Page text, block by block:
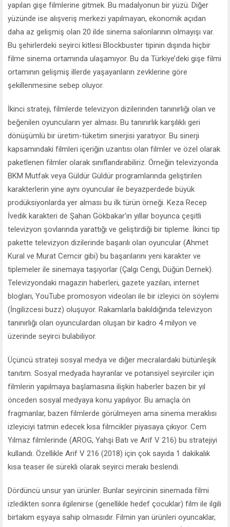
yapılan gişe filmlerine gitmek. Bu madalyonun bir yüzü. Diğer
yüzünde ise alışveriş merkezi yapılmayan, ekonomik açıdan
daha az gelişmiş olan 20 ilde sinema salonlarının olmayışı var.
Bu şehirlerdeki seyirci kitlesi Blockbuster tipinin dışında hiçbir
filme sinema ortamında ulaşamıyor. Bu da Türkiye’deki gişe filmi
ortamının gelişmiş illerde yaşayanların zevklerine göre
şekillenmesine sebep oluyor.
İkinci strateji, filmlerde televizyon dizilerinden tanınırlığı olan ve
beğenilen oyuncuların yer alması. Bu tanınırlık karşılıklı geri
dönüşümlü bir üretim-tüketim sinerjisi yaratıyor. Bu sinerji
kapsamındaki filmleri içeriğin uzantısı olan filmler ve özel olarak
paketlenen filmler olarak sınıflandırabiliriz. Örneğin televizyonda
BKM Mutfak veya Güldür Güldür programlarında geliştirilen
karakterlerin yine aynı oyuncular ile beyazperdede büyük
prodüksiyonlarda yer alması bu ilk türün örneği. Keza Recep
İvedik karakteri de Şahan Gökbakar’ın yıllar boyunca çeşitli
televizyon şovlarında yarattığı ve geliştirdiği bir tipleme. İkinci tip
pakette televizyon dizilerinde başarılı olan oyuncular (Ahmet
Kural ve Murat Cemcir gibi) bu başarılarını yeni karakter ve
tiplemeler ile sinemaya taşıyorlar (Çalgı Cengi, Düğün Dernek).
Televizyondaki magazin haberleri, gazete yazıları, internet
blogları, YouTube promosyon videoları ile bir izleyici ön söylemi
(İngilizcesi buzz) oluşuyor. Rakamlarla bakıldığında televizyon
tanınırlığı olan oyunculardan oluşan bir kadro 4 milyon ve
üzerinde seyirci bulabiliyor.
Üçüncü strateji sosyal medya ve diğer mecralardaki bütünleşik
tanıtım. Sosyal medyada hayranlar ve potansiyel seyirciler için
filmlerin yapılmaya başlamasına ilişkin haberler bazen bir yıl
önceden sosyal medyaya konu yapılıyor. Bu amaçla ön
fragmanlar, bazen filmlerde görülmeyen ama sinema meraklısı
izleyiciyi tatmin edecek kısa filmcikler piyasaya çıkıyor. Cem
Yılmaz filmlerinde (AROG, Yahşi Batı ve Arif V 216) bu stratejiyi
kullandı. Özellikle Arif V 216 (2018) için çok sayıda 1 dakikalık
kısa teaser ile sürekli olarak seyirci merakı beslendi.
Dördüncü unsur yan ürünler. Bunlar seyircinin sinemada filmi
izledikten sonra ilgilenirse (genellikle hedef çocuklar) film ile ilgili
birtakım eşyaya sahip olmasıdır. Filmin yan ürünleri oyuncaklar,